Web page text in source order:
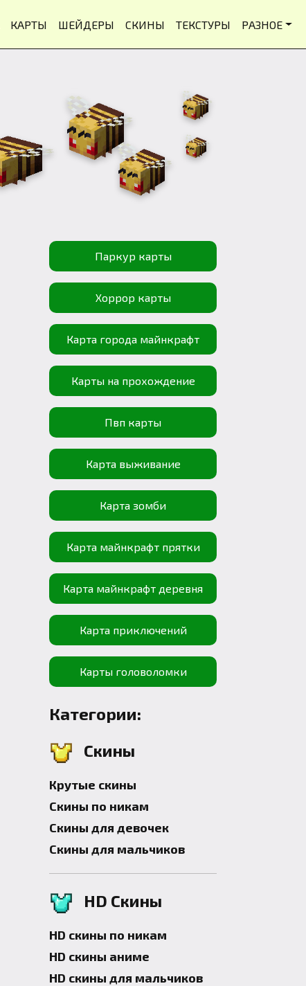
КАРТЫ ШЕЙДЕРЫ СКИНЫ ТЕКСТУРЫ РАЗНОЕ
Паркур карты
Хоррор карты
Карта города майнкрафт
Карты на прохождение
Пвп карты
Карта выживание
Карта зомби
Карта майнкрафт прятки
Карта майнкрафт деревня
Карта приключений
Карты головоломки
Категории:
Скины
Крутые скины
Скины по никам
Скины для девочек
Скины для мальчиков
HD Скины
HD скины по никам
HD скины аниме
HD скины для мальчиков